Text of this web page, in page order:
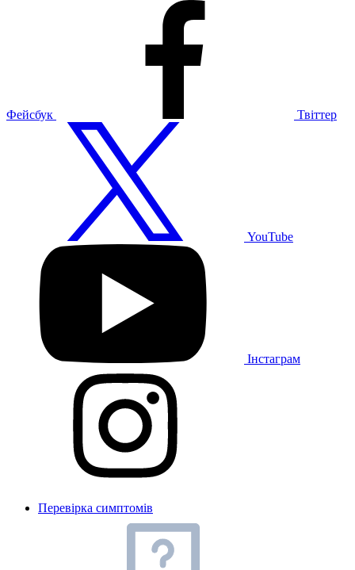
Фейсбук Твіттер
YouTube
Інстаграм
Перевірка симптомів